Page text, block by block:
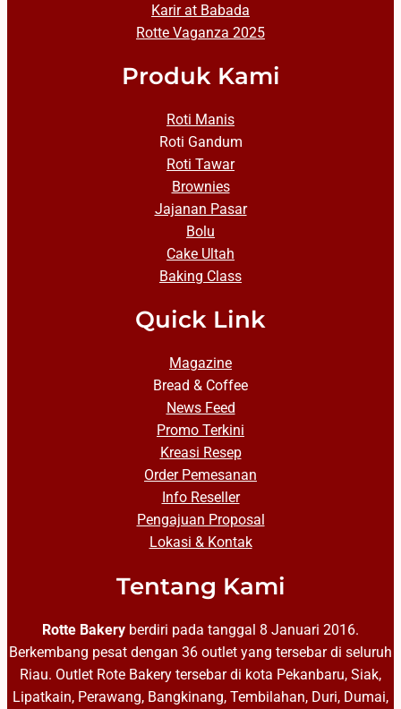
Karir at Babada
Rotte Vaganza 2025
Produk Kami
Roti Manis
Roti Gandum
Roti Tawar
Brownies
Jajanan Pasar
Bolu
Cake Ultah
Baking Class
Quick Link
Magazine
Bread & Coffee
News Feed
Promo Terkini
Kreasi Resep
Order Pemesanan
Info Reseller
Pengajuan Proposal
Lokasi & Kontak
Tentang Kami
Rotte Bakery berdiri pada tanggal 8 Januari 2016.
Berkembang pesat dengan 36 outlet yang tersebar di seluruh
Riau. Outlet Rote Bakery tersebar di kota Pekanbaru, Siak,
Lipatkain, Perawang, Bangkinang, Tembilahan, Duri, Dumai,